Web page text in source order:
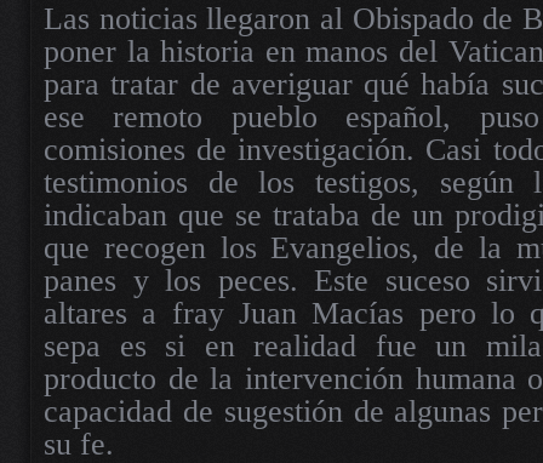
Las noticias llegaron al Obispado de
poner la historia en manos del
para tratar de averiguar qué había
ese remoto pueblo español,
comisiones de investigación. Casi
testimonios de los testigos, según
indicaban que se trataba de un
que recogen los Evangelios, de la
panes y los peces. Este suceso
altares a fray Juan Macías pero lo
sepa es si en realidad fue un
producto de la intervención humana
capacidad de sugestión de algunas
su fe.